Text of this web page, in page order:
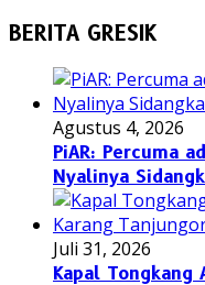
BERITA GRESIK
Agustus 4, 2026
PiAR: Percuma
Nyalinya
Juli 31, 2026
Kapal Tongkang